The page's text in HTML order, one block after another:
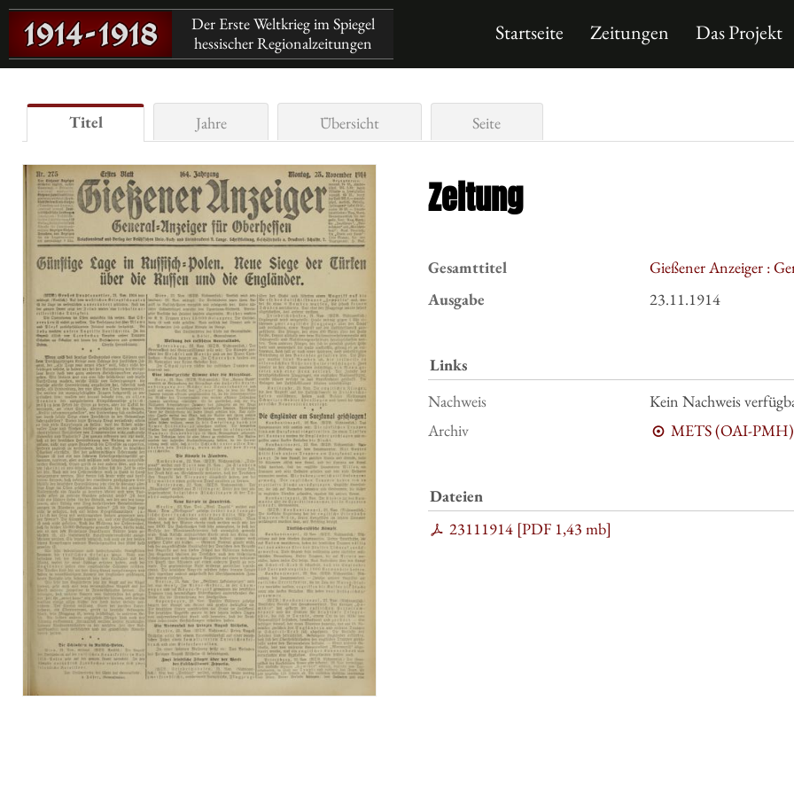
Der Erste Weltkrieg im Spiegel
hessischer Regionalzeitungen
Startseite Zeitungen Das Projekt
Titel Jahre Übersicht Seite
Zeitung
Gesamttitel
Gießener Anzeiger :
Ausgabe
23.11.1914
Links
Nachweis
Kein Nachweis
Archiv
METS (OAI-PMH)
Dateien
23111914 [PDF1,43 mb]